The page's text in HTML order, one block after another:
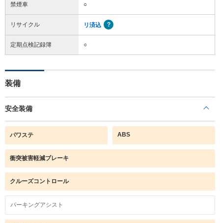
禁煙車 ○
リサイクル リ済込
定期点検記録簿 ○
装備
安全装備
パワステ ABS
衝突被害軽減ブレーキ
クルーズコントロール
パーキングアシスト